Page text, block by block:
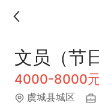
文员（节
4000-8000
虞城县城区